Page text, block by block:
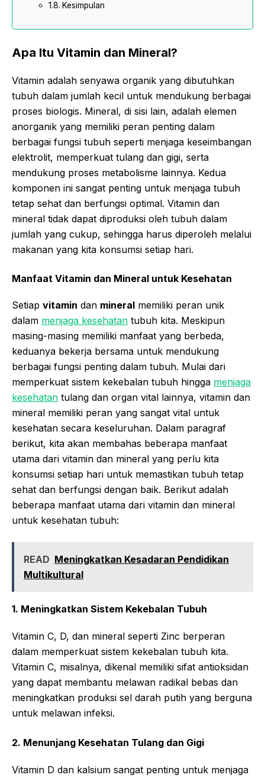
Kesimpulan
Apa Itu Vitamin dan Mineral?
Vitamin adalah senyawa organik yang dibutuhkan
tubuh dalam jumlah kecil untuk mendukung berbagai
proses biologis. Mineral, di sisi lain, adalah elemen
anorganik yang memiliki peran penting dalam
berbagai fungsi tubuh seperti menjaga keseimbangan
elektrolit, memperkuat tulang dan gigi, serta
mendukung proses metabolisme lainnya. Kedua
komponen ini sangat penting untuk menjaga tubuh
tetap sehat dan berfungsi optimal. Vitamin dan
mineral tidak dapat diproduksi oleh tubuh dalam
jumlah yang cukup, sehingga harus diperoleh melalui
makanan yang kita konsumsi setiap hari.
Manfaat Vitamin dan Mineral untuk Kesehatan
Setiap vitamin dan mineral memiliki peran unik
dalam menjaga kesehatan tubuh kita. Meskipun
masing-masing memiliki manfaat yang berbeda,
keduanya bekerja bersama untuk mendukung
berbagai fungsi penting dalam tubuh. Mulai dari
memperkuat sistem kekebalan tubuh hingga menjaga
kesehatan tulang dan organ vital lainnya, vitamin dan
mineral memiliki peran yang sangat vital untuk
kesehatan secara keseluruhan. Dalam paragraf
berikut, kita akan membahas beberapa manfaat
utama dari vitamin dan mineral yang perlu kita
konsumsi setiap hari untuk memastikan tubuh tetap
sehat dan berfungsi dengan baik. Berikut adalah
beberapa manfaat utama dari vitamin dan mineral
untuk kesehatan tubuh:
READ Meningkatkan Kesadaran Pendidikan
Multikultural
1. Meningkatkan Sistem Kekebalan Tubuh
Vitamin C, D, dan mineral seperti Zinc berperan
dalam memperkuat sistem kekebalan tubuh kita.
Vitamin C, misalnya, dikenal memiliki sifat antioksidan
yang dapat membantu melawan radikal bebas dan
meningkatkan produksi sel darah putih yang berguna
untuk melawan infeksi.
2. Menunjang Kesehatan Tulang dan Gigi
Vitamin D dan kalsium sangat penting untuk menjaga